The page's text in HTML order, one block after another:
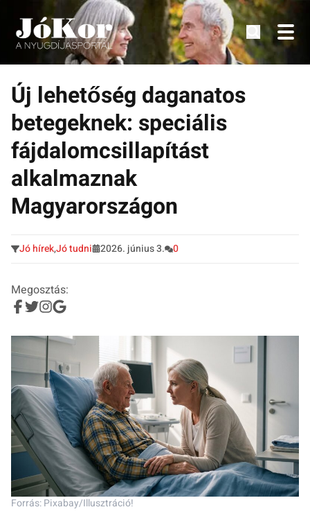
Tovább
tartalomra
Tudnivalók, érdekességek idősek számára.
Új lehetőség daganatos
betegeknek: speciális
fájdalomcsillapítást
alkalmaznak
Magyarországon
Jó hírek,Jó tudni 2026. június 3. 0
Megosztás:
Forrás: Pixabay/Illusztráció!